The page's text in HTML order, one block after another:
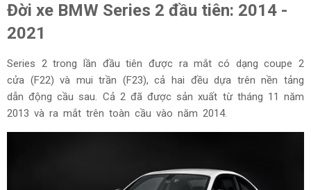
Đời xe BMW Series 2 đầu tiên: 2014 -
2021
Series 2 trong lần đầu tiên được ra mắt có dạng coupe 2
cửa (F22) và mui trần (F23), cả hai đều dựa trên nền tảng
dẫn động cầu sau. Cả 2 đã được sản xuất từ tháng 11 năm
2013 và ra mắt trên toàn cầu vào năm 2014.